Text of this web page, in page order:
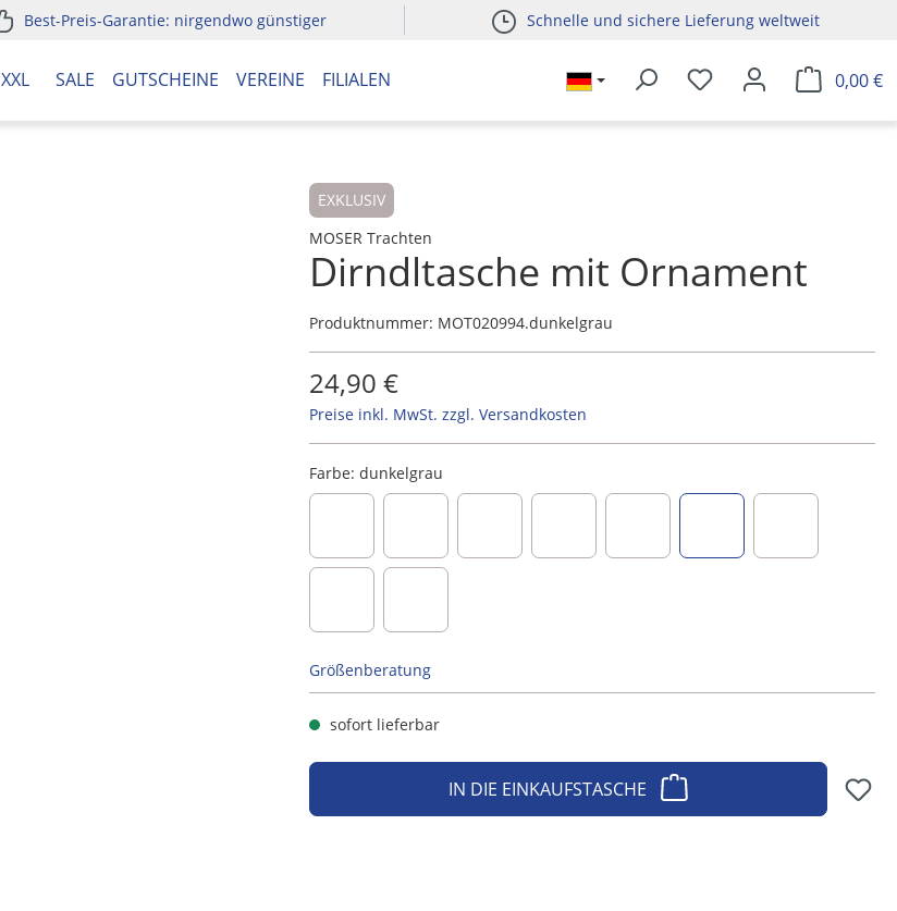
Best-Preis-Garantie: nirgendwo günstiger Schnelle und sichere Lieferung weltweit
XXL SALE GUTSCHEINE VEREINE FILIALEN 0,00 €
EXKLUSIV
MOSER Trachten
Dirndltasche mit Ornament
Produktnummer: MOT020994.dunkelgrau
24,90 €
Preise inkl. MwSt. zzgl. Versandkosten
Farbe: dunkelgrau
Größenberatung
sofort lieferbar
IN DIE EINKAUFSTASCHE